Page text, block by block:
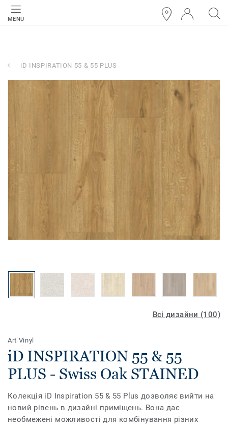
MENU
iD INSPIRATION 55 & 55 PLUS
Всі дизайни (100)
Art Vinyl
iD INSPIRATION 55 & 55
PLUS - Swiss Oak STAINED
Колекція iD Inspiration 55 & 55 Plus дозволяє вийти на
новий рівень в дизайні приміщень. Вона дає
необмежені можливості для комбінування різних